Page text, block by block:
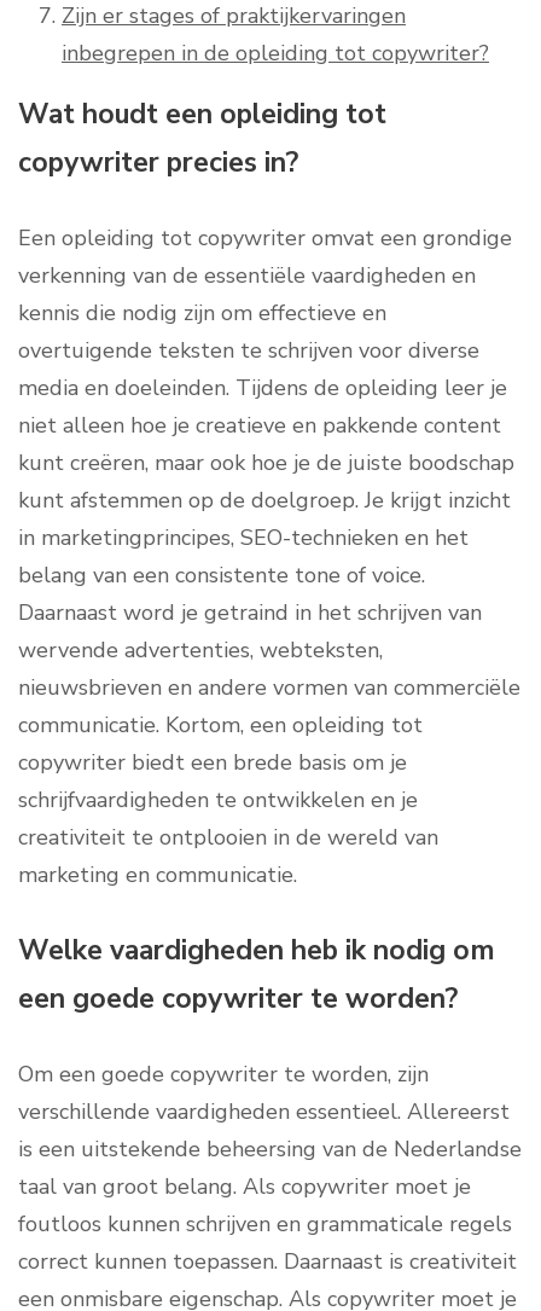
Zijn er stages of praktijkervaringen
inbegrepen in de opleiding tot copywriter?
Wat houdt een opleiding tot
copywriter precies in?
Een opleiding tot copywriter omvat een grondige
verkenning van de essentiële vaardigheden en
kennis die nodig zijn om effectieve en
overtuigende teksten te schrijven voor diverse
media en doeleinden. Tijdens de opleiding leer je
niet alleen hoe je creatieve en pakkende content
kunt creëren, maar ook hoe je de juiste boodschap
kunt afstemmen op de doelgroep. Je krijgt inzicht
in marketingprincipes, SEO-technieken en het
belang van een consistente tone of voice.
Daarnaast word je getraind in het schrijven van
wervende advertenties, webteksten,
nieuwsbrieven en andere vormen van commerciële
communicatie. Kortom, een opleiding tot
copywriter biedt een brede basis om je
schrijfvaardigheden te ontwikkelen en je
creativiteit te ontplooien in de wereld van
marketing en communicatie.
Welke vaardigheden heb ik nodig om
een goede copywriter te worden?
Om een goede copywriter te worden, zijn
verschillende vaardigheden essentieel. Allereerst
is een uitstekende beheersing van de Nederlandse
taal van groot belang. Als copywriter moet je
foutloos kunnen schrijven en grammaticale regels
correct kunnen toepassen. Daarnaast is creativiteit
een onmisbare eigenschap. Als copywriter moet je